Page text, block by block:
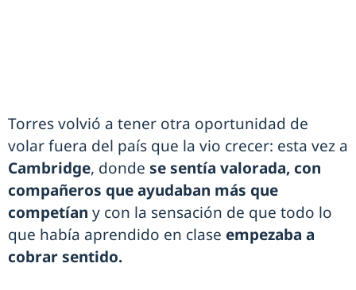
Torres volvió a tener otra oportunidad de
volar fuera del país que la vio crecer: esta vez a
Cambridge, donde se sentía valorada, con
compañeros que ayudaban más que
competían y con la sensación de que todo lo
que había aprendido en clase empezaba a
cobrar sentido.